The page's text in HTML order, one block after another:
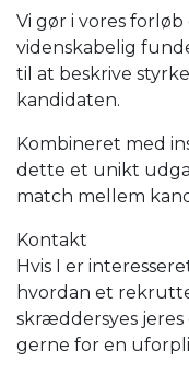
Vi gør i vores
videnskabelig
til at beskrive
kandidaten.
Kombineret med
dette et unikt
match mellem
Kontakt
Hvis I er
hvordan et
skræddersyes jeres
gerne for en